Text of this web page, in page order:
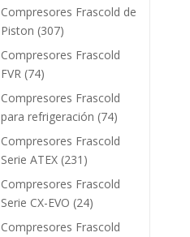
Compresores Frascold de
Piston (307)
Compresores Frascold
FVR (74)
Compresores Frascold
para refrigeración (74)
Compresores Frascold
Serie ATEX (231)
Compresores Frascold
Serie CX-EVO (24)
Compresores Frascold